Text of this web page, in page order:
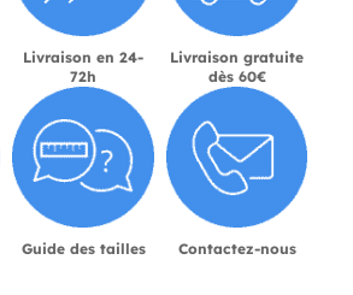
Livraison en 24-
72h
Livraison gratuite
dès 60€
Guide des tailles Contactez-nous